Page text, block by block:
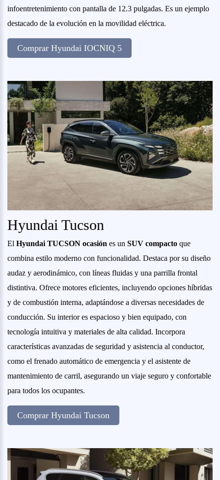
infoentretenimiento con pantalla de 12.3 pulgadas. Es un ejemplo
destacado de la evolución en la movilidad eléctrica.
Comprar Hyundai IOCNIQ 5
Hyundai Tucson
El Hyundai TUCSON ocasión es un SUV compacto que
combina estilo moderno con funcionalidad. Destaca por su diseño
audaz y aerodinámico, con líneas fluidas y una parrilla frontal
distintiva. Ofrece motores eficientes, incluyendo opciones híbridas
y de combustión interna, adaptándose a diversas necesidades de
conducción. Su interior es espacioso y bien equipado, con
tecnología intuitiva y materiales de alta calidad. Incorpora
características avanzadas de seguridad y asistencia al conductor,
como el frenado automático de emergencia y el asistente de
mantenimiento de carril, asegurando un viaje seguro y confortable
para todos los ocupantes.
Comprar Hyundai Tucson